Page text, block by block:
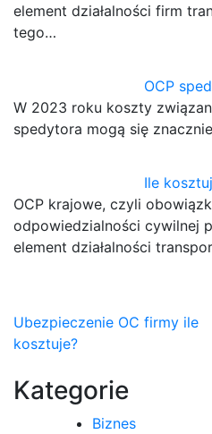
element działalności firm
tego…
OCP
W 2023 roku koszty
spedytora mogą się
Ile
OCP krajowe, czyli
odpowiedzialności cywilnej
element działalności
Nawigacja
wpisu
Ubezpieczenie OC firmy ile
kosztuje?
Kategorie
Biznes